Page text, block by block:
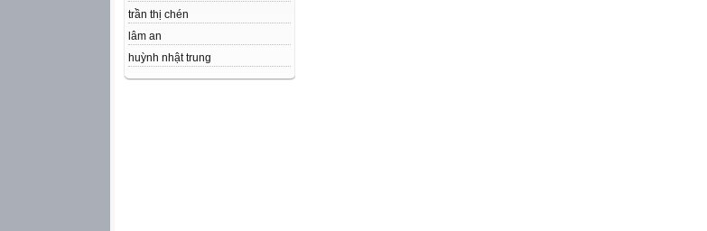
trần thị chén
lâm an
huỳnh nhật trung